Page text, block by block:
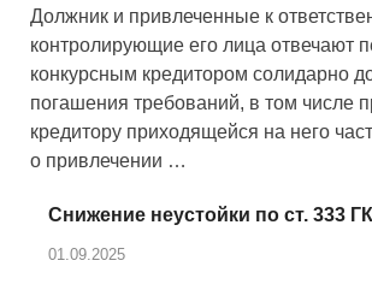
Должник и привлеченные к
контролирующие его лица отвечают
конкурсным кредитором солидарно
погашения требований, в том числе
кредитору приходящейся на него
о привлечении …
Снижение неустойки по ст. 333
01.09.2025